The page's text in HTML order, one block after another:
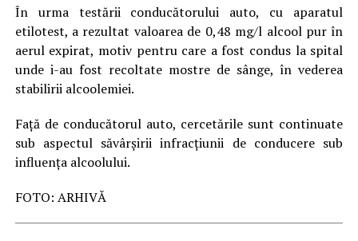
În urma testării conducătorului auto, cu aparatul
etilotest, a rezultat valoarea de 0,48 mg/l alcool pur în
aerul expirat, motiv pentru care a fost condus la spital
unde i-au fost recoltate mostre de sânge, în vederea
stabilirii alcoolemiei.
Față de conducătorul auto, cercetările sunt continuate
sub aspectul săvârșirii infracțiunii de conducere sub
influența alcoolului.
FOTO: ARHIVĂ